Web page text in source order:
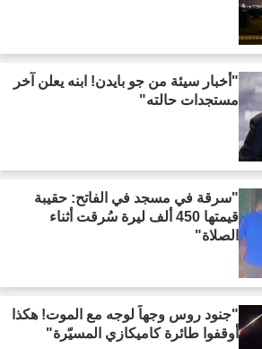
"أخبار سيئة من جو بايدن! ابنه يعلن آخر
مستجدات حالته"
"سرقة في مسجد في الفاتح: حقيبة
قيمتها 450 ألف ليرة سُرقت أثناء
الصلاة"
"جنود روس وجهاً لوجه مع الموت! هكذا
أوقفوا طائرة كاميكازي المسيّرة"